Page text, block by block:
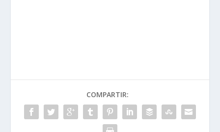
David G. de Navarrete
Probando y escribiendo sobre motos y motor hace
mucho, mucho tiempo. Ahora en MotorADN, hay que